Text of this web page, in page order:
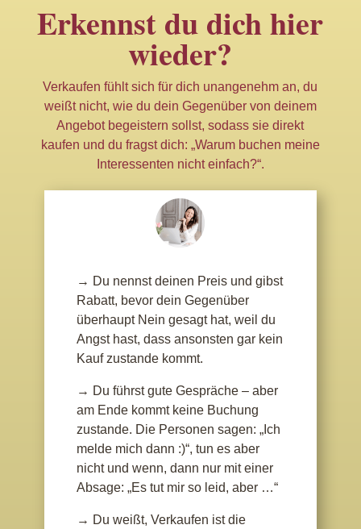
Erkennst du dich hier
wieder?
Verkaufen fühlt sich für dich unangenehm an, du
weißt nicht, wie du dein Gegenüber von deinem
Angebot begeistern sollst, sodass sie direkt
kaufen und du fragst dich: „Warum buchen meine
Interessenten nicht einfach?“.
→ Du nennst deinen Preis und gibst
Rabatt, bevor dein Gegenüber
überhaupt Nein gesagt hat, weil du
Angst hast, dass ansonsten gar kein
Kauf zustande kommt.
→ Du führst gute Gespräche – aber
am Ende kommt keine Buchung
zustande. Die Personen sagen: „Ich
melde mich dann :)“, tun es aber
nicht und wenn, dann nur mit einer
Absage: „Es tut mir so leid, aber …“
→ Du weißt, Verkaufen ist die